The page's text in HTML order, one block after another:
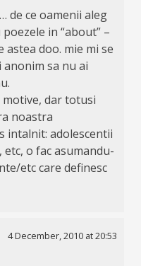
de ce oamenii aleg
in “about” –
astea doo. mie mi se
anonim sa nu ai
dar totusi
noastra
intalnit: adolescentii
etc, o fac asumandu-
etc care definesc
4 December, 2010 at 20:53